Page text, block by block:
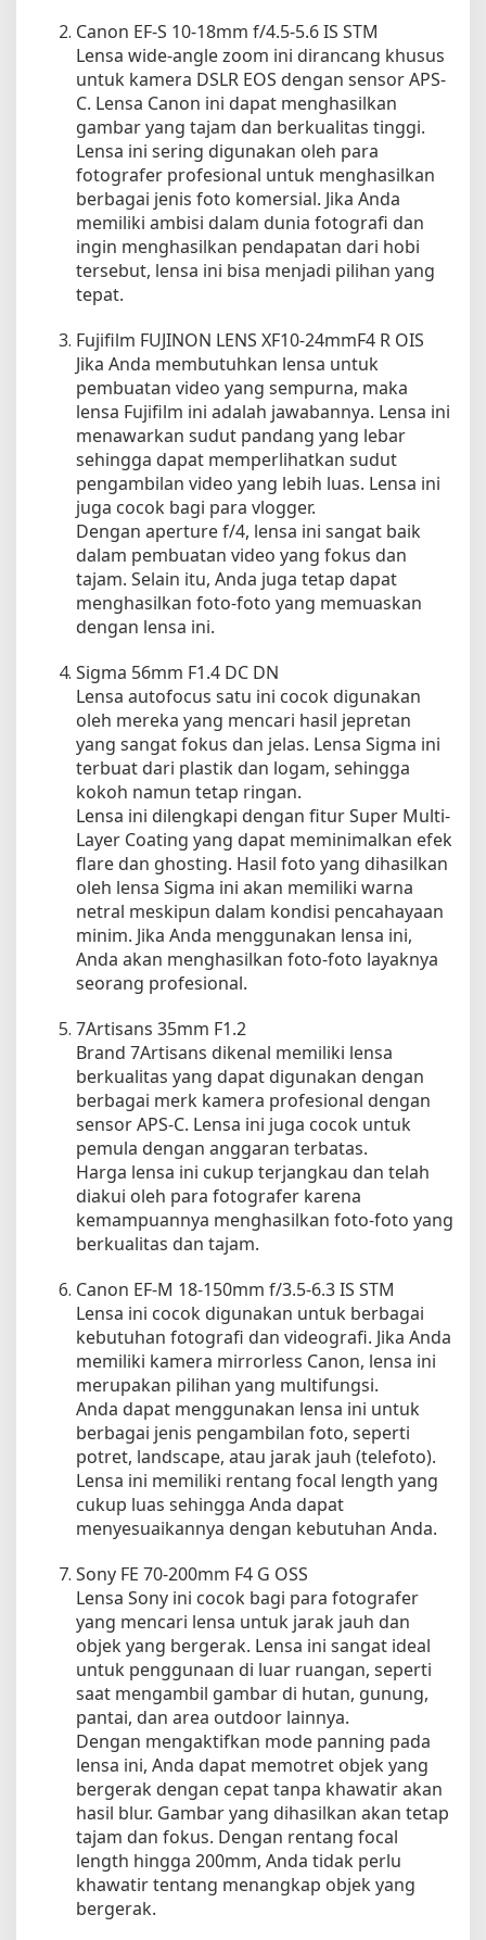
Canon EF-S 10-18mm f/4.5-5.6 IS STM
Lensa wide-angle zoom ini dirancang khusus
untuk kamera DSLR EOS dengan sensor APS-
C. Lensa Canon ini dapat menghasilkan
gambar yang tajam dan berkualitas tinggi.
Lensa ini sering digunakan oleh para
fotografer profesional untuk menghasilkan
berbagai jenis foto komersial. Jika Anda
memiliki ambisi dalam dunia fotografi dan
ingin menghasilkan pendapatan dari hobi
tersebut, lensa ini bisa menjadi pilihan yang
tepat.
Fujifilm FUJINON LENS XF10-24mmF4 R OIS
Jika Anda membutuhkan lensa untuk
pembuatan video yang sempurna, maka
lensa Fujifilm ini adalah jawabannya. Lensa ini
menawarkan sudut pandang yang lebar
sehingga dapat memperlihatkan sudut
pengambilan video yang lebih luas. Lensa ini
juga cocok bagi para vlogger.
Dengan aperture f/4, lensa ini sangat baik
dalam pembuatan video yang fokus dan
tajam. Selain itu, Anda juga tetap dapat
menghasilkan foto-foto yang memuaskan
dengan lensa ini.
Sigma 56mm F1.4 DC DN
Lensa autofocus satu ini cocok digunakan
oleh mereka yang mencari hasil jepretan
yang sangat fokus dan jelas. Lensa Sigma ini
terbuat dari plastik dan logam, sehingga
kokoh namun tetap ringan.
Lensa ini dilengkapi dengan fitur Super Multi-
Layer Coating yang dapat meminimalkan efek
flare dan ghosting. Hasil foto yang dihasilkan
oleh lensa Sigma ini akan memiliki warna
netral meskipun dalam kondisi pencahayaan
minim. Jika Anda menggunakan lensa ini,
Anda akan menghasilkan foto-foto layaknya
seorang profesional.
7Artisans 35mm F1.2
Brand 7Artisans dikenal memiliki lensa
berkualitas yang dapat digunakan dengan
berbagai merk kamera profesional dengan
sensor APS-C. Lensa ini juga cocok untuk
pemula dengan anggaran terbatas.
Harga lensa ini cukup terjangkau dan telah
diakui oleh para fotografer karena
kemampuannya menghasilkan foto-foto yang
berkualitas dan tajam.
Canon EF-M 18-150mm f/3.5-6.3 IS STM
Lensa ini cocok digunakan untuk berbagai
kebutuhan fotografi dan videografi. Jika Anda
memiliki kamera mirrorless Canon, lensa ini
merupakan pilihan yang multifungsi.
Anda dapat menggunakan lensa ini untuk
berbagai jenis pengambilan foto, seperti
potret, landscape, atau jarak jauh (telefoto).
Lensa ini memiliki rentang focal length yang
cukup luas sehingga Anda dapat
menyesuaikannya dengan kebutuhan Anda.
Sony FE 70-200mm F4 G OSS
Lensa Sony ini cocok bagi para fotografer
yang mencari lensa untuk jarak jauh dan
objek yang bergerak. Lensa ini sangat ideal
untuk penggunaan di luar ruangan, seperti
saat mengambil gambar di hutan, gunung,
pantai, dan area outdoor lainnya.
Dengan mengaktifkan mode panning pada
lensa ini, Anda dapat memotret objek yang
bergerak dengan cepat tanpa khawatir akan
hasil blur. Gambar yang dihasilkan akan tetap
tajam dan fokus. Dengan rentang focal
length hingga 200mm, Anda tidak perlu
khawatir tentang menangkap objek yang
bergerak.